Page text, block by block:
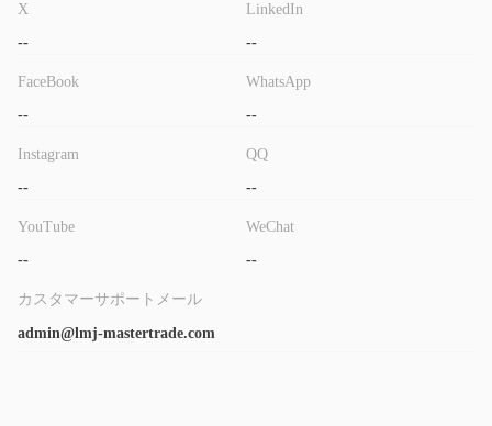
X
--
FaceBook
--
Instagram
--
YouTube
--
LinkedIn
--
WhatsApp
--
QQ
--
WeChat
--
カスタマーサポートメール
admin@lmj-mastertrade.com